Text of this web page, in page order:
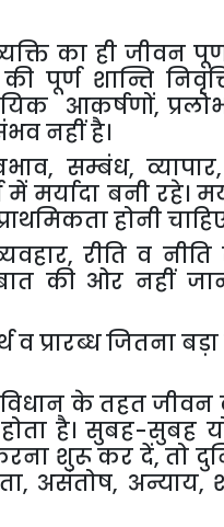
का ही जीवन
पूर्ण शान्ति
आकर्षणों,
नहीं है।
सम्बंध,
बनी रहे।
होनी
रीति व
की ओर नहीं
प्रारब्ध जितना
के तहत जीवन
है। सुबह-सुबह
शुरू कर दें, तो
असंतोष, अन्याय,